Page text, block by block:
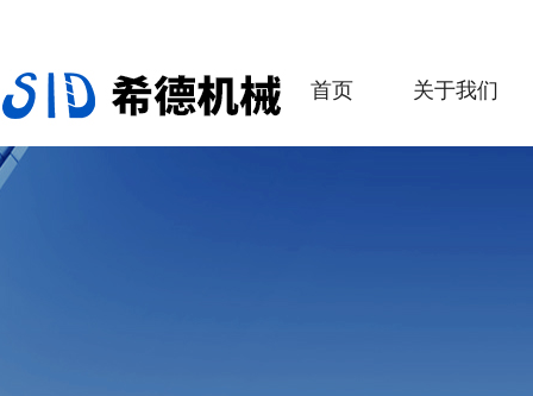
首页 关于我们